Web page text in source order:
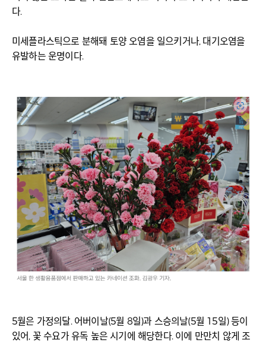
다.
미세플라스틱으로 분해돼 토양 오염을 일으키거나, 대기오염을
유발하는 운명이다.
5월은 가정의달. 어버이날(5월 8일)과 스승의날(5월 15일) 등이
있어, 꽃 수요가 유독 높은 시기에 해당한다. 이에 만만치 않게 조